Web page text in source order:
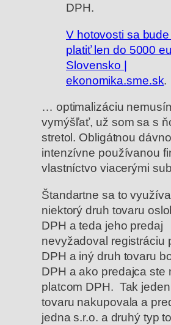
DPH.
V hotovosti sa
platiť len do 5000
Slovensko |
ekonomika.sme.sk.
… optimalizáciu
vymýšľať, už som sa s
stretol. Obligátnou
intenzívne používanou
vlastníctvo viacerými
Štandartne sa to
niektorý druh tovaru
DPH a teda jeho predaj
nevyžadoval registráciu
DPH a iný druh tovaru
DPH a ako predajca ste
platcom DPH. Tak
tovaru nakupovala a
jedna s.r.o. a druhý typ